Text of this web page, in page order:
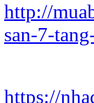
http://
san-7-
https://